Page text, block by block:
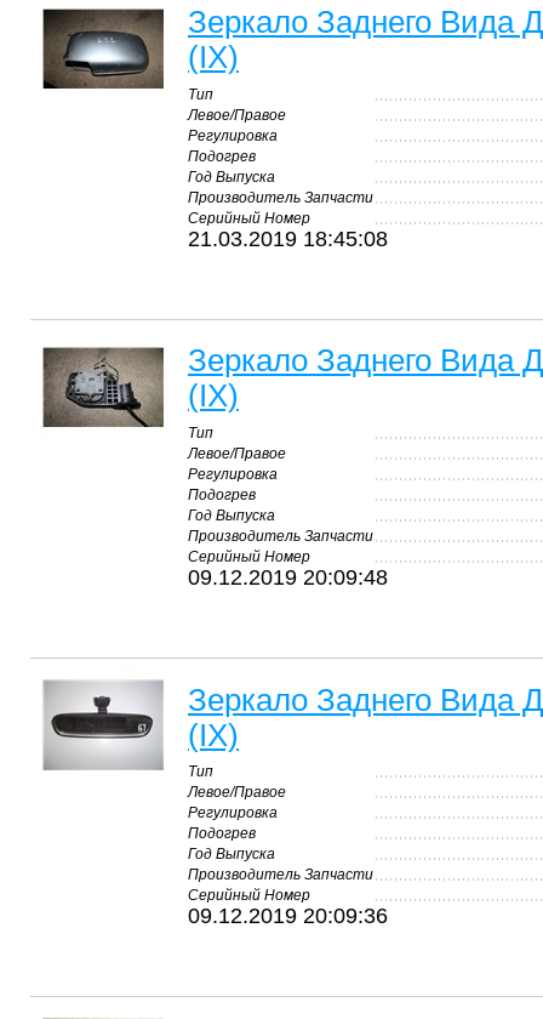
Зеркало Заднего Вида
(IX)
Тип
Левое/Правое
Регулировка
Подогрев
Год Выпуска
Производитель Запчасти
Серийный Номер
21.03.2019 18:45:08
Зеркало Заднего Вида
(IX)
Тип
Левое/Правое
Регулировка
Подогрев
Год Выпуска
Производитель Запчасти
Серийный Номер
09.12.2019 20:09:48
Зеркало Заднего Вида
(IX)
Тип
Левое/Правое
Регулировка
Подогрев
Год Выпуска
Производитель Запчасти
Серийный Номер
09.12.2019 20:09:36